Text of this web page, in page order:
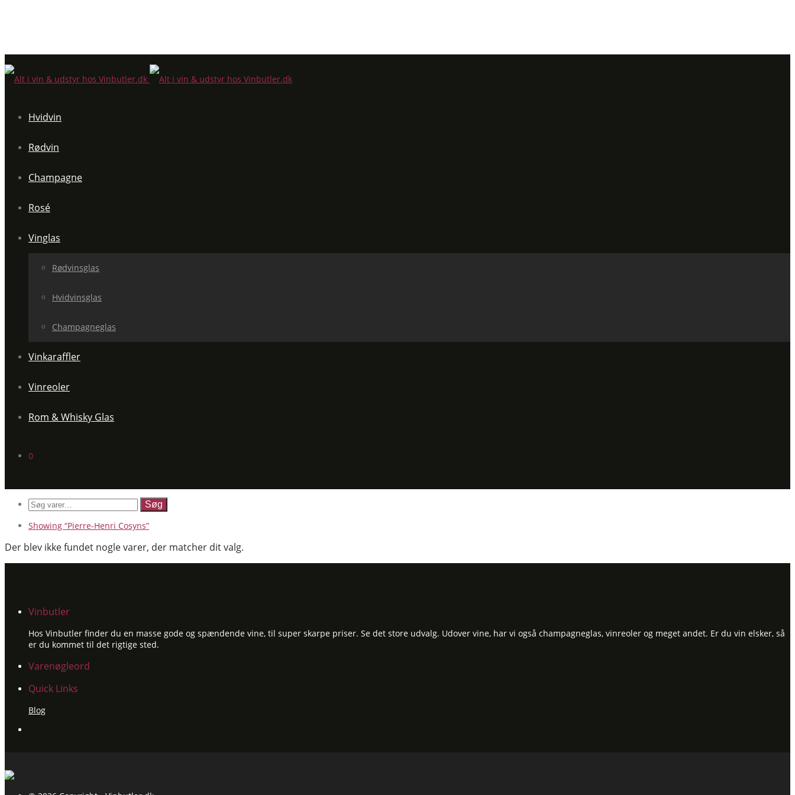
Hvidvin
Rødvin
Champagne
Rosé
Vinglas
Rødvinsglas
Hvidvinsglas
Champagneglas
Vinkaraffler
Vinreoler
Rom & Whisky Glas
0
Søg
efter:
Showing “Pierre-Henri Cosyns”
Der blev ikke fundet nogle varer, der matcher dit valg.
Vinbutler
Hos Vinbutler finder du en masse gode og spændende vine, til super skarpe priser. Se det store udvalg. Udover vine, har vi også champagneglas, vinreoler og meget andet. Er du vin elsker, så
er du kommet til det rigtige sted.
Varenøgleord
Quick Links
Blog